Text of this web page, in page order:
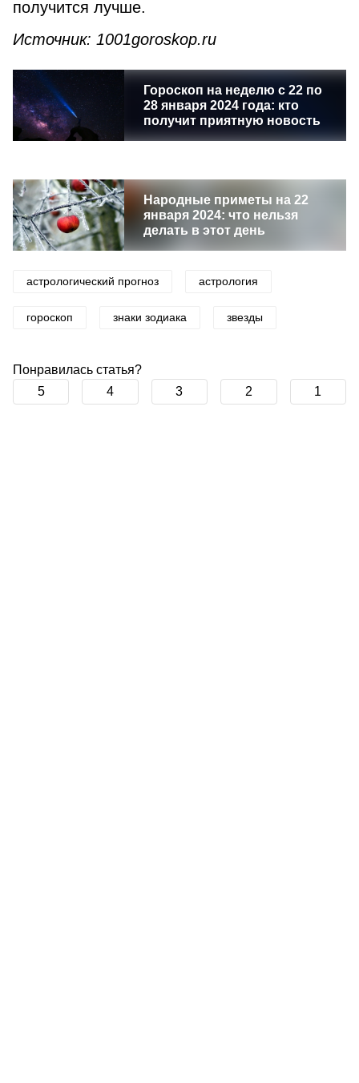
получится лучше.
Источник: 1001goroskop.ru
Гороскоп на неделю с 22 по
28 января 2024 года: кто
получит приятную новость
Народные приметы на 22
января 2024: что нельзя
делать в этот день
астрологический прогноз астрология
гороскоп знаки зодиака звезды
Понравилась статья?
5
4 3 2 1